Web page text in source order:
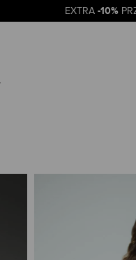
EXTRA -10%